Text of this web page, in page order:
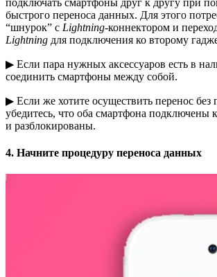
быстрого переноса данных. Для этого
“шнурок” с Lightning-коннектором и
Lightning для подключения ко второму
▶ Если пара нужных аксессуаров есть в
соединить смартфоны между собой.
▶ Если же хотите осуществить перенос без
убедитесь, что оба смартфона подключены
и разблокированы.
4. Начните процедуру переноса данных